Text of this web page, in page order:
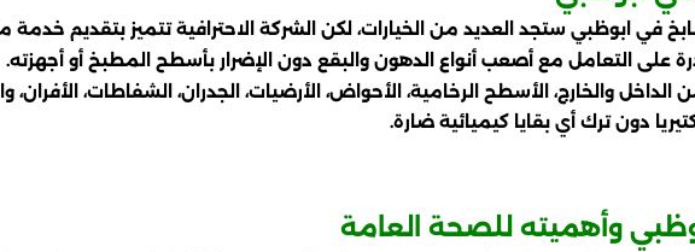
ابوظبي ستجد العديد من الخيارات، لكن الشركة الاحترافية تتميز بتقديم خدمة
على التعامل مع أصعب أنواع الدهون والبقع دون الإضرار بأسطح المطبخ أو أجهزته.
والخارج، الأسطح الرخامية، الأحواض، الأرضيات، الجدران، الشفاطات،
دون ترك أي بقايا كيميائية ضارة.
وأهميته للصحة العامة